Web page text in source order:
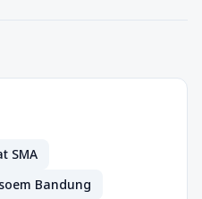
SMA
Bandung